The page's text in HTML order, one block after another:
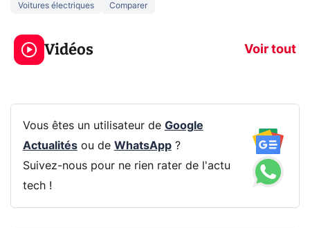
Voitures électriques Comparer
Vidéos Voir tout
3 écrans en 1 pour
319€ ? Voici L'AOC
CQ32G4ZA !
prochaine
Vous êtes un utilisateur de Google
Actualitésou de WhatsApp?
Suivez-nous pour ne rien rater de l'actu
tech !